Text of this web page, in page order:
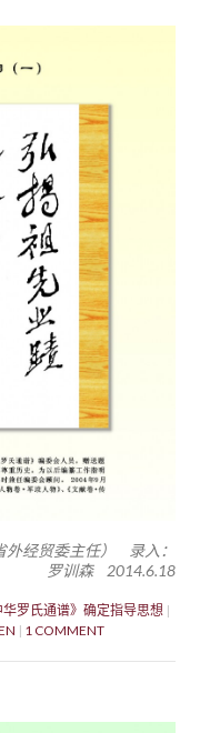
外经贸委主任） 录入：
罗训森 2014.6.18
罗氏通谱》确定指导思想
1 COMMENT